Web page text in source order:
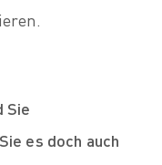
Sie
es doch auch